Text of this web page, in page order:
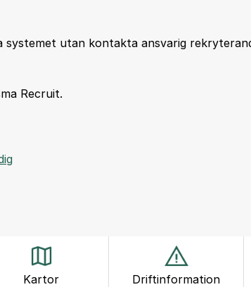
systemet utan kontakta ansvarig
Recruit.
Kartor Driftinformation